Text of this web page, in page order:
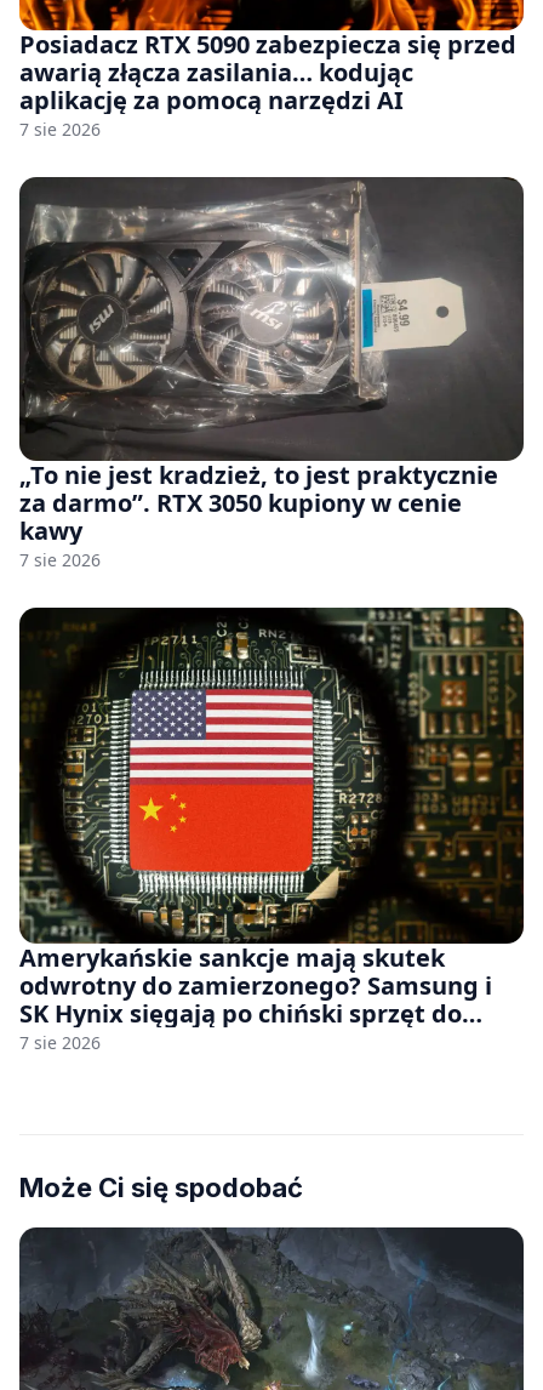
Posiadacz RTX 5090 zabezpiecza się przed
awarią złącza zasilania… kodując
aplikację za pomocą narzędzi AI
7 sie 2026
„To nie jest kradzież, to jest praktycznie
za darmo”. RTX 3050 kupiony w cenie
kawy
7 sie 2026
Amerykańskie sankcje mają skutek
odwrotny do zamierzonego? Samsung i
SK Hynix sięgają po chiński sprzęt do
fabryk chipów
7 sie 2026
Może Ci się spodobać